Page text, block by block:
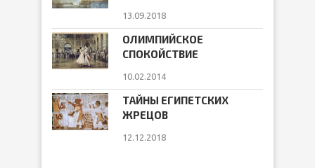
13.09.2018
ОЛИМПИЙСКОЕ
СПОКОЙСТВИЕ
10.02.2014
ТАЙНЫ ЕГИПЕТСКИХ
ЖРЕЦОВ
12.12.2018